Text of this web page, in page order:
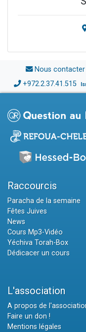
Nous contacter
+972.2.37.41.515
Raccourcis
Paracha de la semaine
Fêtes Juives
News
Cours Mp3-Vidéo
Yéchiva Torah-Box
Dédicacer un cours
L'association
A propos de
Faire un don !
Mentions légales